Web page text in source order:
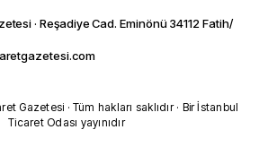
· Reşadiye Cad. Eminönü 34112 Fatih/
Gazetesi · Tüm hakları saklıdır · Bir İstanbul
Ticaret Odası yayınıdır